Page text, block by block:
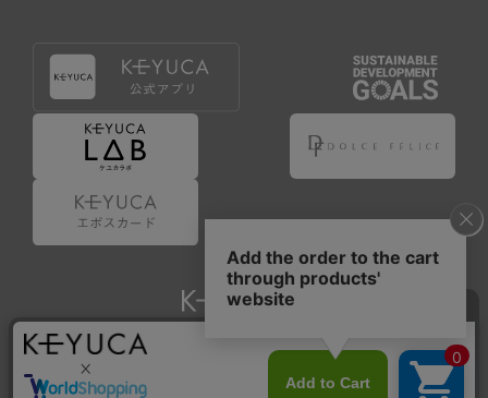
Copyright © KAWAJUN Co., Ltd. All Rights Reserved.